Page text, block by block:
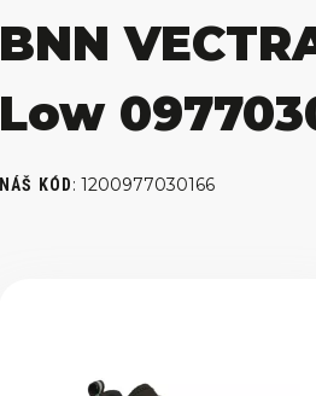
BNN
Low
NÁŠ KÓD:1200977030166